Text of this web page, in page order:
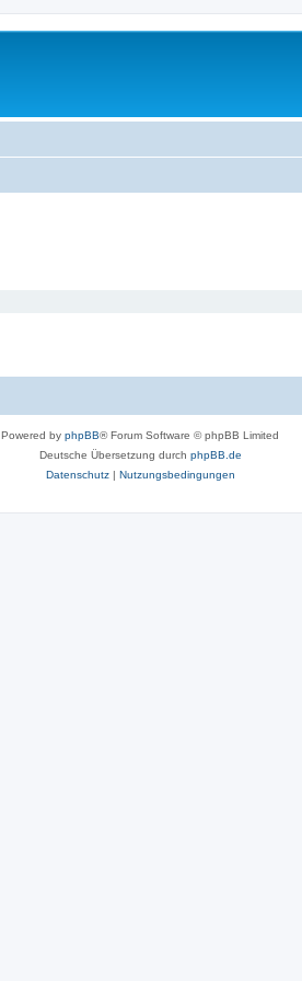
Powered by phpBB® Forum Software © phpBB Limited
Deutsche Übersetzung durch phpBB.de
Datenschutz| Nutzungsbedingungen